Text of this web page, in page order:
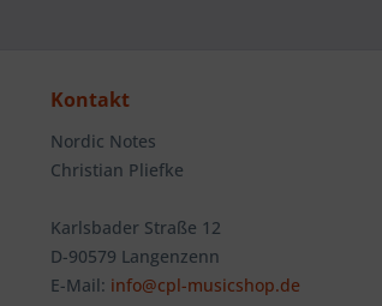
Kontakt
Nordic Notes
Christian Pliefke
Karlsbader Straße 12
D-90579 Langenzenn
E-Mail: info@cpl-musicshop.de